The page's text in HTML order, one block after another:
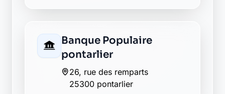
25300 pontarlier
Crédit Agricole
pontarlier
59 rue de la république